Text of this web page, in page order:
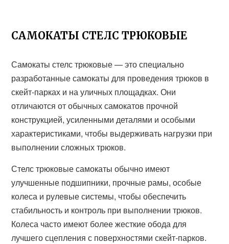
САМОКАТЫ СТЕЛС ТРЮКОВЫЕ
Самокаты стелс трюковые — это специально
разработанные самокаты для проведения трюков в
скейт-парках и на уличных площадках. Они
отличаются от обычных самокатов прочной
конструкцией, усиленными деталями и особыми
характеристиками, чтобы выдерживать нагрузки при
выполнении сложных трюков.
Стелс трюковые самокаты обычно имеют
улучшенные подшипники, прочные рамы, особые
колеса и рулевые системы, чтобы обеспечить
стабильность и контроль при выполнении трюков.
Колеса часто имеют более жесткие обода для
лучшего сцепления с поверхностями скейт-парков.